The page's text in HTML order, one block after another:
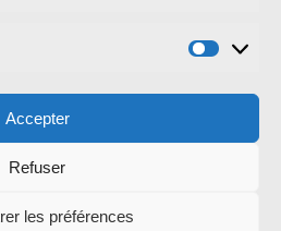
Accepter
Refuser
les préférences
Politique de confidentialité
Allergènes